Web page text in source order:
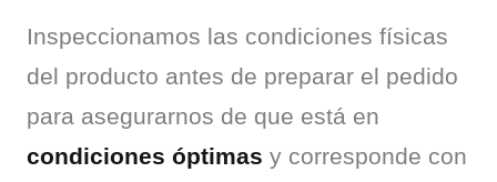
Inspeccionamos las condiciones físicas
del producto antes de preparar el pedido
condiciones óptimas y corresponde con